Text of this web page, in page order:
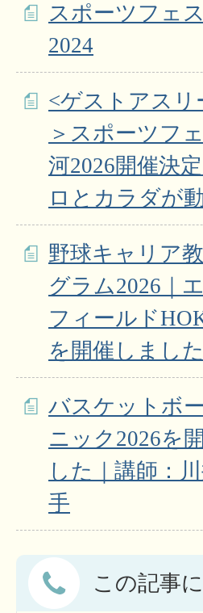
スポーツフェ
2024
<ゲストアスリ
＞スポーツフ
河2026開催決
ロとカラダが
野球キャリア
グラム2026｜
フィールド
を開催しました
バスケットボ
ニック2026を
した｜講師：
手
この記事